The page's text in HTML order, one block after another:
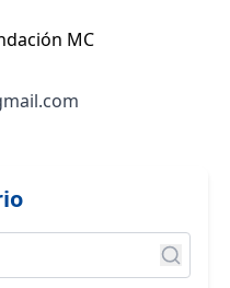
MC